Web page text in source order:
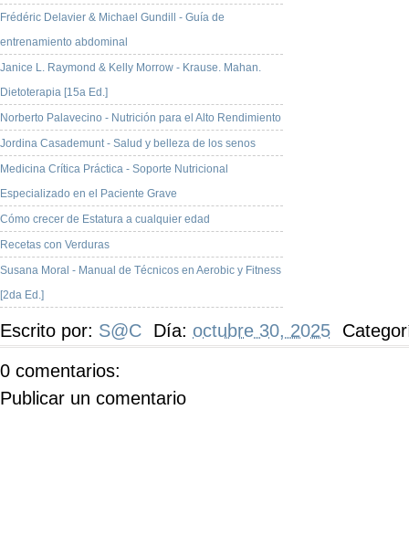
Frédéric Delavier & Michael Gundill - Guía de
entrenamiento abdominal
Janice L. Raymond & Kelly Morrow - Krause. Mahan.
Dietoterapia [15a Ed.]
Norberto Palavecino - Nutrición para el Alto Rendimiento
Jordina Casademunt - Salud y belleza de los senos
Medicina Crítica Práctica - Soporte Nutricional
Especializado en el Paciente Grave
Cómo crecer de Estatura a cualquier edad
Recetas con Verduras
Susana Moral - Manual de Técnicos en Aerobic y Fitness
[2da Ed.]
Escrito por: S@C Día: octubre 30, 2025
0 comentarios:
Publicar un comentario